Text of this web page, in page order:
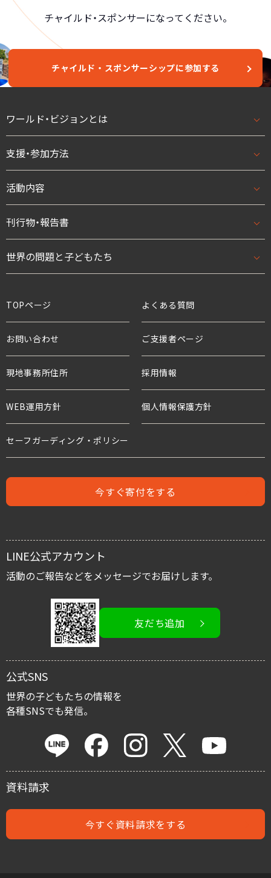
チャイルド・スポンサーになってください。
チャイルド・スポンサーシップに参加する
ワールド・ビジョンとは
ワールド・ビジョンとはトップ
基本理念・ビジョン/ミッション
団体概要・アクセス
スタッフ紹介
役員・親善大使
支援企業・団体
ワールド・ビジョンの歴史
支援・参加方法
支援・参加方法トップ
はじめての方へ
法人として
ボランティアとして
チャイルド・スポンサーシップ
プロジェクト・サポーター
水と食糧のための募金
危機にある子どもたちのための募金
国内子ども支援募金
イベント情報
寄付金控除
マイルストーン・プロジェクト
活動内容
活動内容トップ
開発援助活動
国連等との連携
刊行物・報告書
刊行物・報告書トップ
世界の問題と子どもたち
貧困と世界の子どもたち
教育と子どもたち
人身売買
児童労働と世界の子どもたち
支援者の声
レポート
スタッフブログ
TOPページ よくある質問
お問い合わせ ご支援者ページ
現地事務所住所 採用情報
WEB運用方針 個人情報保護方針
セーフガーディング・ポリシー
今すぐ寄付をする
LINE公式アカウント
活動のご報告などをメッセージでお届けします。
友だち追加
公式SNS
世界の子どもたちの情報を
各種SNSでも発信。
資料請求
今すぐ資料請求をする